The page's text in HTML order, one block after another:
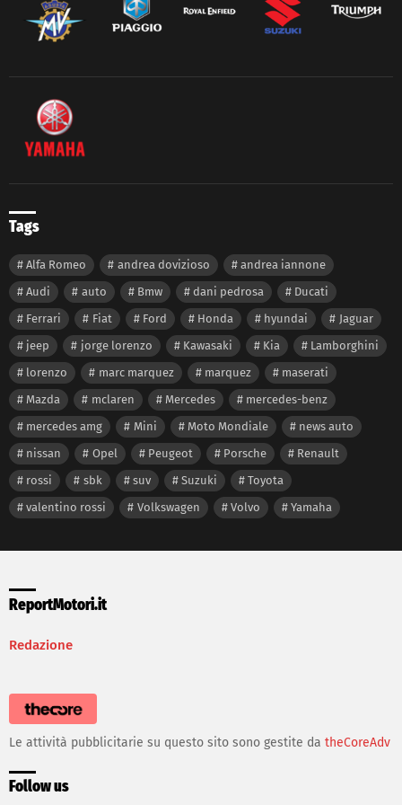
Tags
Alfa Romeo andrea dovizioso
andrea iannone
Audi
auto Bmw dani pedrosa
Ducati
Ferrari
Fiat Ford Honda hyundai
Jaguar
jeep
jorge lorenzo Kawasaki Kia
Lamborghini
lorenzo
marc marquez marquez
maserati
Mazda
mclaren Mercedes
mercedes-benz
mercedes amg
Mini Moto Mondiale
news auto
nissan
Opel Peugeot Porsche
Renault
rossi
sbk suv Suzuki
Toyota
valentino rossi
Volkswagen Volvo Yamaha
ReportMotori.it
Redazione
Le attività pubblicitarie su questo sito sono gestite da theCoreAdv
Follow us